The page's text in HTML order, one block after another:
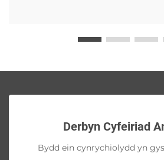
Derbyn Cyfeiriad
Bydd ein cynrychiolydd yn